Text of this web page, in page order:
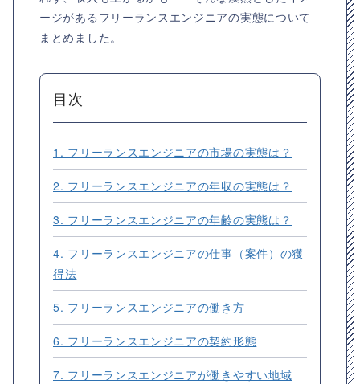
ージがあるフリーランスエンジニアの実態について
まとめました。
目次
1. フリーランスエンジニアの市場の実態は？
2. フリーランスエンジニアの年収の実態は？
3. フリーランスエンジニアの年齢の実態は？
4. フリーランスエンジニアの仕事（案件）の獲
得法
5. フリーランスエンジニアの働き方
6. フリーランスエンジニアの契約形態
7. フリーランスエンジニアが働きやすい地域